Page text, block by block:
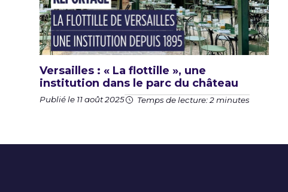
Versailles : « La flottille », une
institution dans le parc du château
Publié le 11 août 2025 Temps de lecture: 2 minutes